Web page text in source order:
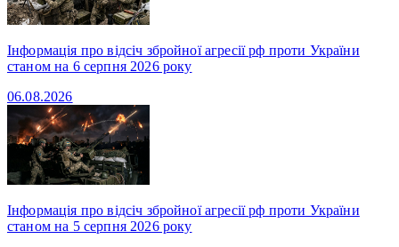
Інформація про відсіч збройної агресії рф проти України
станом на 6 серпня 2026 року
06.08.2026
Інформація про відсіч збройної агресії рф проти України
станом на 5 серпня 2026 року